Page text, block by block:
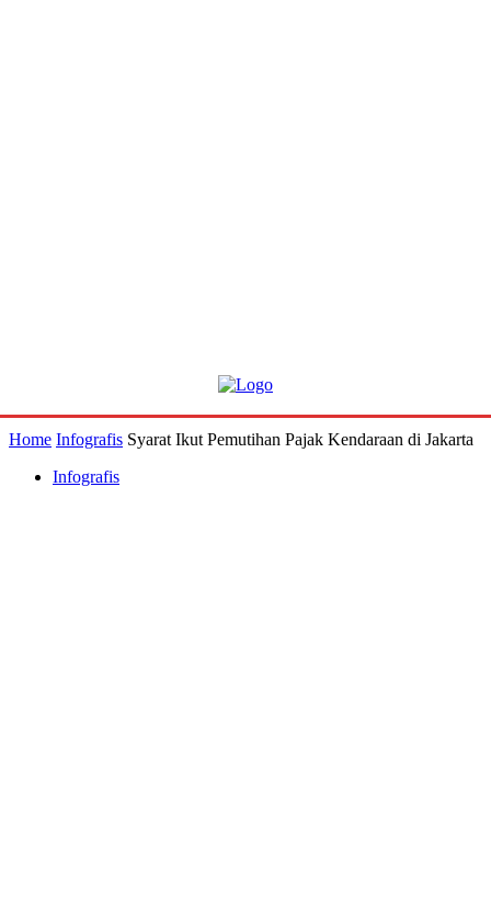
Home Infografis Syarat Ikut Pemutihan Pajak Kendaraan di Jakarta
Infografis